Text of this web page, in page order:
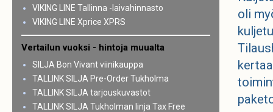
oli
VIKING LINE Tallinna -laivahinnasto
VIKING LINE Xprice XPRS
Vertailun vuoksi - hintoja muualta
SILJA Bon Vivant viinikauppa
TALLINK SILJA Pre-Order Tukholma
TALLINK SILJA tarjouskuvastot
TALLINK SILJA Tukholman linja Tax Free